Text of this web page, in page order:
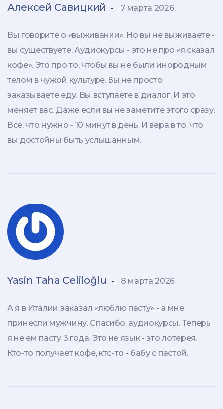
Алексей Савицкий - 7 марта 2026
Вы говорите о «выживании». Но вы не выживаете -
вы существуете. Аудиокурсы - это не про «я сказал
кофе». Это про то, чтобы вы не были инородным
телом в чужой культуре. Вы не просто
заказываете еду. Вы вступаете в диалог. И это
меняет вас. Даже если вы не заметите этого сразу.
Всё, что нужно - 10 минут в день. И вера в то, что
вы достойны быть услышанным.
Yasin Taha Celiloğlu - 8 марта 2026
А я в Италии заказал «люблю пасту» - а мне
принесли мужчину. Спасибо, аудиокурсы. Теперь
я не ем пасту 3 года. Это не язык - это лотерея.
Кто-то получает кофе, кто-то - бабу с пастой.